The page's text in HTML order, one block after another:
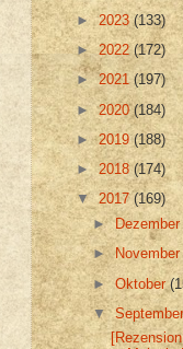
►2023(133)
►2022 (172)
►2021 (197)
►2020(184)
►2019(188)
►2018(174)
▼2017(169)
►
►
►Oktober
▼